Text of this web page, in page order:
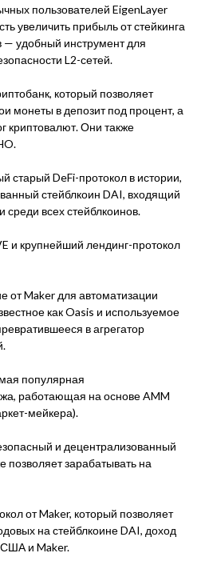
пользователей EigenLayer
увеличить прибыль от стейкинга
— удобный инструмент для
L2-сетей.
который позволяет
монеты в депозит под процент, а
криптовалют. Они также
DeFi-протокол в истории,
стейблкоин DAI, входящий
среди всех стейблкоинов.
и крупнейший лендинг-протокол
от Maker для автоматизации
как Oasis и используемое
в агрегатор
популярная
работающая на основе AMM
мейкера).
и децентрализованный
позволяет зарабатывать на
от Maker, который позволяет
на стейблкоине DAI, доход
США и Maker.